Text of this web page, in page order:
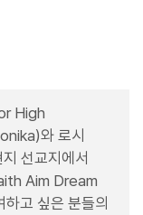
High
와 로시
선교지에서
Aim Dream
고 싶은 분들의